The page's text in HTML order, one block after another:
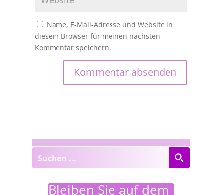
Name, E-Mail-Adresse und Website in
diesem Browser für meinen nächsten
Kommentar speichern.
Bleiben Sie auf dem